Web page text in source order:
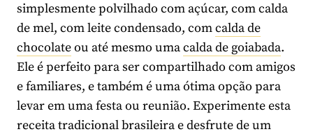
simplesmente polvilhado com açúcar, com calda
de mel, com leite condensado, comcalda de
chocolateou até mesmo umacalda de goiabada.
Ele é perfeito para ser compartilhado com amigos
e familiares, e também é uma ótima opção para
levar em uma festa ou reunião. Experimente esta
receita tradicional brasileira e desfrute de um